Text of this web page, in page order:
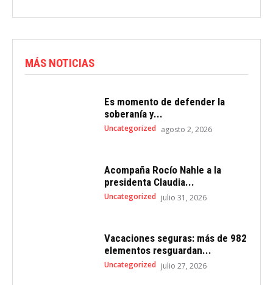
MÁS NOTICIAS
Es momento de defender la
soberanía y...
Uncategorized agosto 2, 2026
Acompaña Rocío Nahle a la
presidenta Claudia...
Uncategorized julio 31, 2026
Vacaciones seguras: más de 982
elementos resguardan...
Uncategorized julio 27, 2026